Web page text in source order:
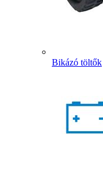
Bikázó töltők